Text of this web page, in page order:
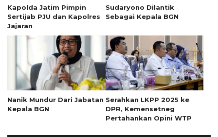
Kapolda Jatim Pimpin
Sertijab PJU dan Kapolres
Jajaran
Sudaryono Dilantik
Sebagai Kepala BGN
Nanik Mundur Dari Jabatan
Kepala BGN
Serahkan LKPP 2025 ke
DPR, Kemensetneg
Pertahankan Opini WTP